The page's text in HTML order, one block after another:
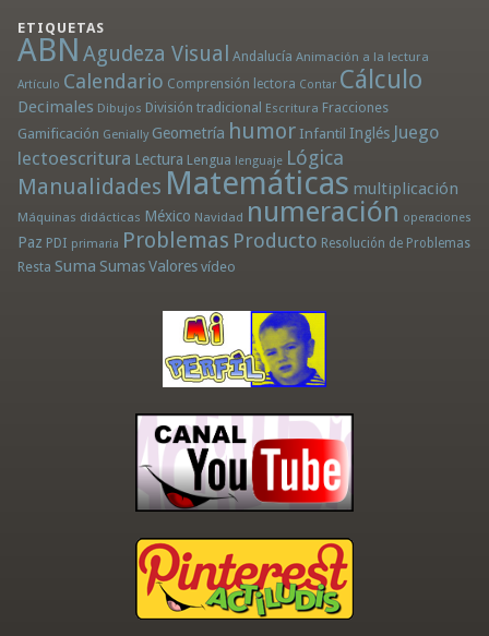
ETIQUETAS
ABN Agudeza Visual Andalucía Animación a la lectura
Artículo Calendario Comprensión lectora Contar Cálculo
Decimales Dibujos División tradicional Escritura Fracciones
Gamificación Genially Geometría humor Infantil Inglés Juego
lectoescritura Lectura Lengua lenguaje Lógica
Manualidades Matemáticas multiplicación
Máquinas didácticas México Navidad numeración operaciones
Paz PDI primaria Problemas Producto Resolución de Problemas
Resta Suma Sumas Valores vídeo